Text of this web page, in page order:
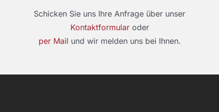
Schicken Sie uns Ihre Anfrage über unser
Kontaktformularoder
per Mail und wir melden uns bei Ihnen.